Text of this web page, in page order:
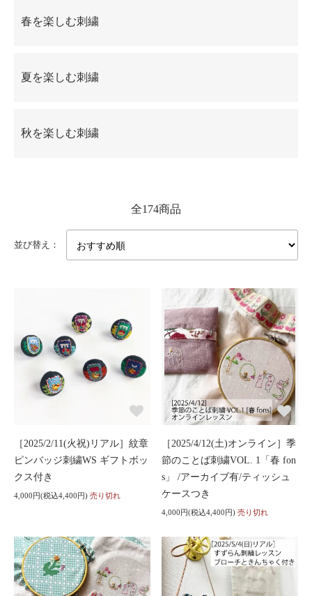
春を楽しむ刺繍
夏を楽しむ刺繍
秋を楽しむ刺繍
全174商品
並び替え：
［2025/2/11(火祝)リアル］紋章
ピンバッジ刺繍WS ギフトボッ
クス付き
4,000円(税込4,400円) 売り切れ
［2025/4/12(土)オンライン］季
節のことば刺繍VOL. 1「春 fon
s」 /アーカイブ有/ティッシュ
ケースつき
4,000円(税込4,400円) 売り切れ